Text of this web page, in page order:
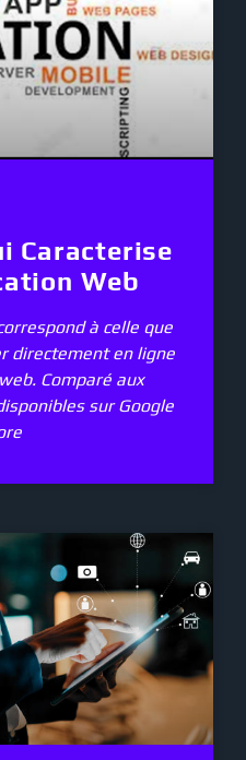
Caracterise
Web
à celle que
directement en ligne
Comparé aux
sur Google